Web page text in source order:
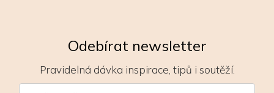
Odebírat newsletter
Pravidelná dávka inspirace, tipů i soutěží.